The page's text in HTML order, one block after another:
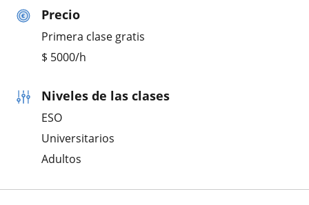
Precio
Primera clase gratis
$ 5000/h
Niveles de las clases
ESO
Universitarios
Adultos